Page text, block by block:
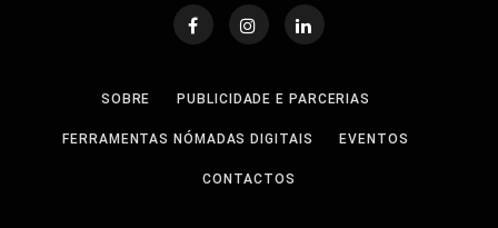
SOBRE PUBLICIDADE E PARCERIAS
FERRAMENTAS NÓMADAS DIGITAIS EVENTOS
CONTACTOS